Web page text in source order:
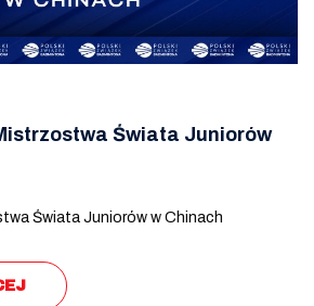
Świata Juniorów
Świata Juniorów w Chinach